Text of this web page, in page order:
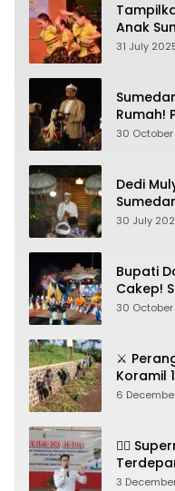
Anak
Dihadiri
31 July
Rumah!
Jadi
30
Dedi
30 July
Bupati
Cakep!
Seni
30
⚔️
Koramil
6
🦸‍♀️
3